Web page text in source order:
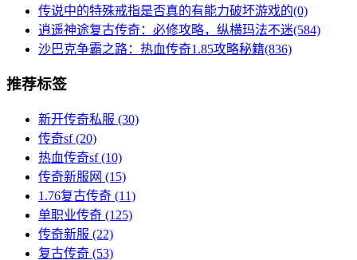
传说中的特殊戒指是否真的有能力破坏游戏的(0)
逍遥神途复古传奇：必修攻略，纵横玛法不迷(584)
沙巴克争霸之路：热血传奇1.85攻略秘籍(836)
推荐标签
新开传奇私服 (30)
传奇sf(20)
热血传奇sf(10)
传奇新服网 (15)
1.76复古传奇 (11)
单职业传奇 (125)
传奇新服 (22)
复古传奇 (53)